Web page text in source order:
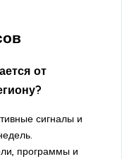
от
сигналы и
программы и